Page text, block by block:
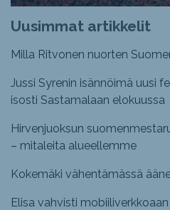
Uusimmat artikkelit
Milla Ritvonen nuorten
Jussi Syrenin isännöimä uusi
isosti Sastamalaan elokuussa
Hirvenjuoksun
– mitaleita alueellemme
Kokemäki vähentämässä
Elisa vahvisti